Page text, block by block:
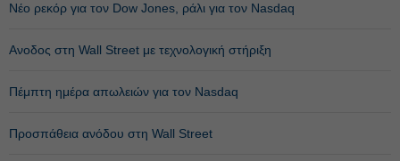
Νέο ρεκόρ για τον Dow Jones, ράλι για τον Nasdaq
Ανοδος στη Wall Street με τεχνολογική στήριξη
Πέμπτη ημέρα απωλειών για τον Nasdaq
Προσπάθεια ανόδου στη Wall Street